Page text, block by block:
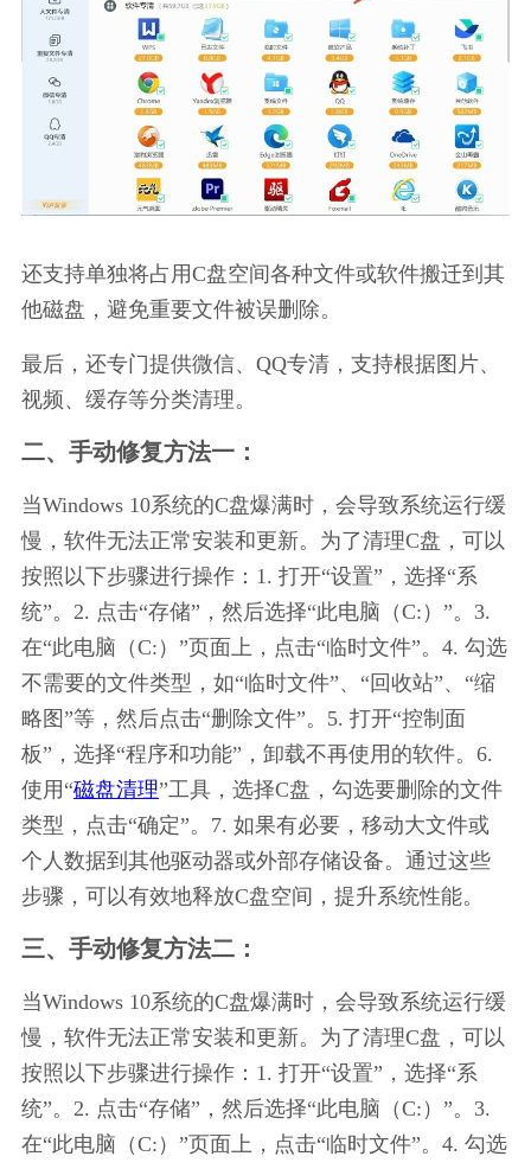
还支持单独将占用C盘空间各种文件或软件搬迁到其
他磁盘，避免重要文件被误删除。
最后，还专门提供微信、QQ专清，支持根据图片、
视频、缓存等分类清理。
二、手动修复方法一：
当Windows 10系统的C盘爆满时，会导致系统运行缓
慢，软件无法正常安装和更新。为了清理C盘，可以
按照以下步骤进行操作：1. 打开“设置”，选择“系
统”。2. 点击“存储”，然后选择“此电脑（C:）”。3.
在“此电脑（C:）”页面上，点击“临时文件”。4. 勾选
不需要的文件类型，如“临时文件”、“回收站”、“缩
略图”等，然后点击“删除文件”。5. 打开“控制面
板”，选择“程序和功能”，卸载不再使用的软件。6.
使用“磁盘清理”工具，选择C盘，勾选要删除的文件
类型，点击“确定”。7. 如果有必要，移动大文件或
个人数据到其他驱动器或外部存储设备。通过这些
步骤，可以有效地释放C盘空间，提升系统性能。
三、手动修复方法二：
当Windows 10系统的C盘爆满时，会导致系统运行缓
慢，软件无法正常安装和更新。为了清理C盘，可以
按照以下步骤进行操作：1. 打开“设置”，选择“系
统”。2. 点击“存储”，然后选择“此电脑（C:）”。3.
在“此电脑（C:）”页面上，点击“临时文件”。4. 勾选